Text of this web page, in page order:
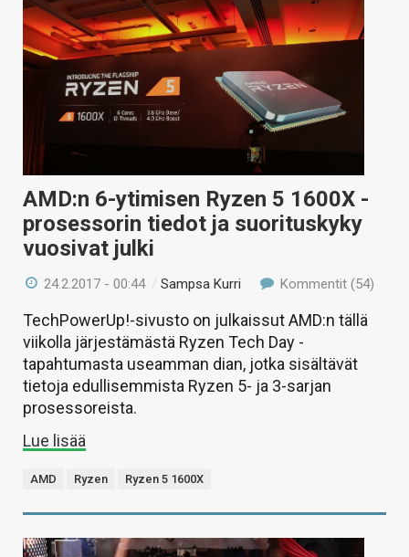
AMD:n 6-ytimisen Ryzen 5 1600X -
prosessorin tiedot ja suorituskyky
vuosivat julki
24.2.2017 - 00:44 /Sampsa Kurri Kommentit (54)
TechPowerUp!-sivusto on julkaissut AMD:n tällä
viikolla järjestämästä Ryzen Tech Day -
tapahtumasta useamman dian, jotka sisältävät
tietoja edullisemmista Ryzen 5- ja 3-sarjan
prosessoreista.
Lue lisää
AMD Ryzen Ryzen 5 1600X